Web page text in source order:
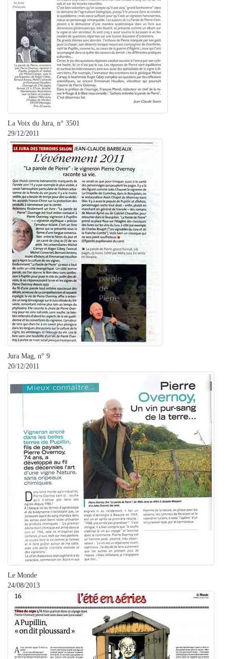
La Voix du Jura, n° 3501
29/12/2011
Jura Mag, n° 9
20/12/2011
Le Monde
24/08/2013